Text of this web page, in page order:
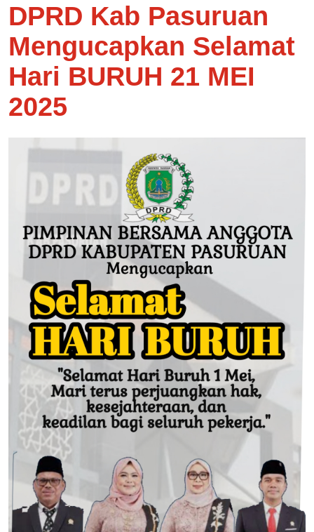
DPRD Kab Pasuruan
Mengucapkan Selamat
Hari BURUH 21 MEI
2025